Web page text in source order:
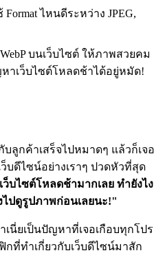
บนเว็บไซต์ ให้ภาพสวยคม
าเว็บไซต์โหลดช้าได้อยู่หมัด!
ลูกค้าเสร็จไปหมาดๆ แล้วก็เจอ
บดีไซน์อย่างเราๆ ปวดหัวที่สุด
ว็บไซต์โหลดช้ามากเลย ทำยังไง
ปดูรูปภาพก่อนเลยนะ!"
นี่ยเป็นปัญหาที่เจอเกือบทุกโปร
กที่ทำเกี่ยวกับเว็บดีไซน์มาสัก